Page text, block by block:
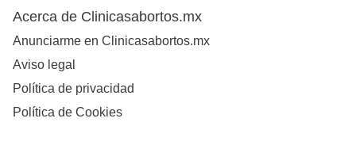
Acerca de Clinicasabortos.mx
Anunciarme en Clinicasabortos.mx
Aviso legal
Política de privacidad
Política de Cookies